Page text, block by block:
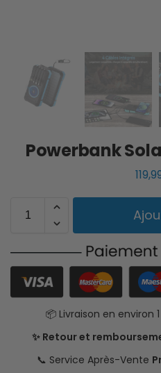
Powerbank
📦 Livraison en environ
✨ Retour et
📞 Service Après-Vente